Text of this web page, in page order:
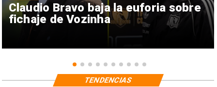
Claudio Bravo baja la euforia sobre
fichaje de Vozinha
TENDENCIAS